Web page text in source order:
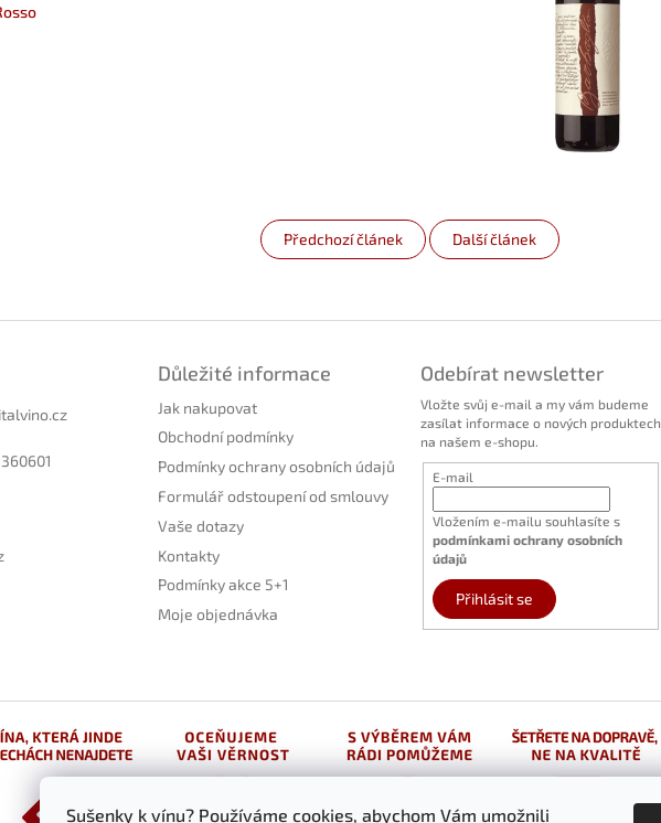
Sušenky k vínu? Používáme cookies, abychom Vám umožnili
Předchozí článek Další článek
italvino.cz
Důležité informace
Jak nakupovat
Obchodní podmínky
Podmínky ochrany osobních údajů
Formulář odstoupení od smlouvy
Vaše dotazy
Kontakty
Podmínky akce 5+1
Moje objednávka
Odebírat newsletter
Vložte svůj e-mail a my vám budeme
zasílat informace o nových produktech
na našem e-shopu.
E-mail
Vložením e-mailu souhlasíte s
podmínkami ochrany osobních
údajů
Přihlásit se